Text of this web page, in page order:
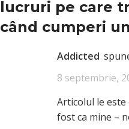
lucruri pe care
când cumperi
addicted
8 septembrie,
Articolul le
fost ca mine –